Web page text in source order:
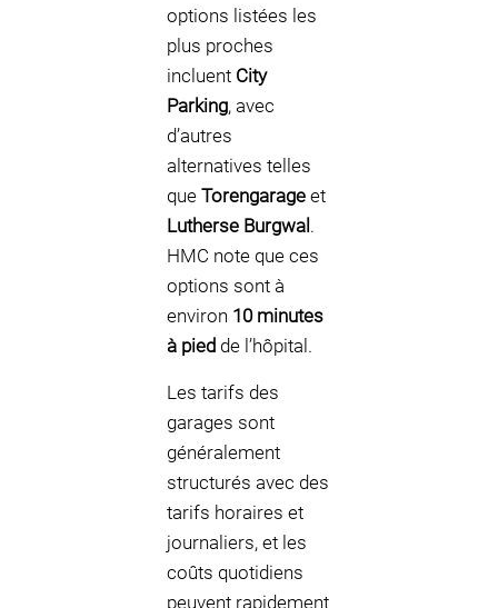
options listées les
plus proches
incluent City
Parking, avec
d’autres
alternatives telles
que Torengarage et
Lutherse Burgwal .
HMC note que ces
options sont à
environ 10 minutes
à pied de l’hôpital.
Les tarifs des
garages sont
généralement
structurés avec des
tarifs horaires et
journaliers, et les
coûts quotidiens
peuvent rapidement